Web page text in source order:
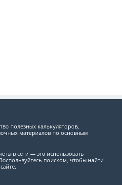
полезных калькуляторов,
материалов по основным
в сети — это использовать
поиском, чтобы найти